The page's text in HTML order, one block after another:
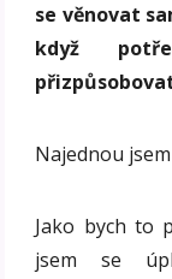
se věnovat
když
Najednou
Jako bych to
jsem se